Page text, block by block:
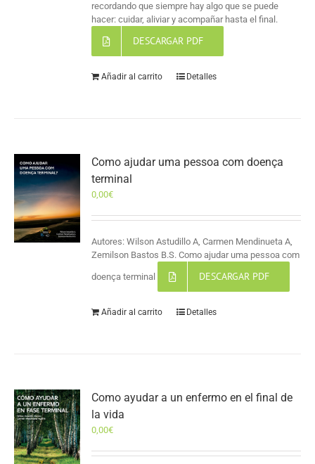
recordando que siempre hay algo que se puede
hacer: cuidar, aliviar y acompañar hasta el final.
DESCARGAR PDF
Añadir al carrito Detalles
Como ajudar uma pessoa com doença
terminal
0,00€
Autores: Wilson Astudillo A, Carmen Mendinueta A,
Zemilson Bastos B.S. Como ajudar uma pessoa com
doença terminal DESCARGAR PDF
Añadir al carrito Detalles
Como ayudar a un enfermo en el final de
la vida
0,00€